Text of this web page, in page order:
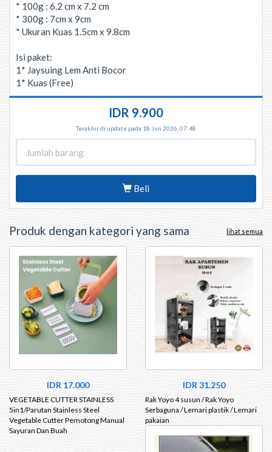
* 100g : 6.2 cm x 7.2 cm
* 300g : 7cm x 9cm
* Ukuran Kuas 1.5cm x 9.8cm
Isi paket:
1* Jaysuing Lem Anti Bocor
1* Kuas (Free)
IDR 9.900
Terakhir di update pada 18 Jun 2026, 07:48
Beli
Produk dengan kategori yang sama lihat semua
IDR 17.000
VEGETABLE CUTTER STAINLESS
5in1/Parutan Stainless Steel
Vegetable Cutter Pemotong Manual
Sayuran Dan Buah
IDR 31.250
Rak Yoyo 4 susun / Rak Yoyo
Serbaguna / Lemari plastik / Lemari
pakaian